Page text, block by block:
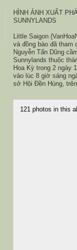
HÌNH ẢNH XUẤT
SUNNYLANDS
Little Saigon
và đồng bào đã tham
Nguyễn Tấn Dũng
Sunnylands thuộc
Hoa Kỳ trong 2 ngày
vào lúc 8 giờ sáng
sở Hội Đền Hùng,
121 photos in this